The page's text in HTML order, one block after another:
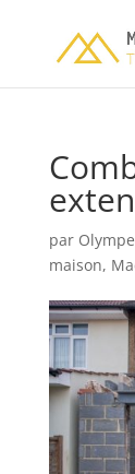
par
maison,